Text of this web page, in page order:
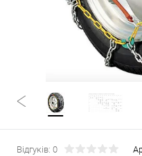
Відгуків: 0